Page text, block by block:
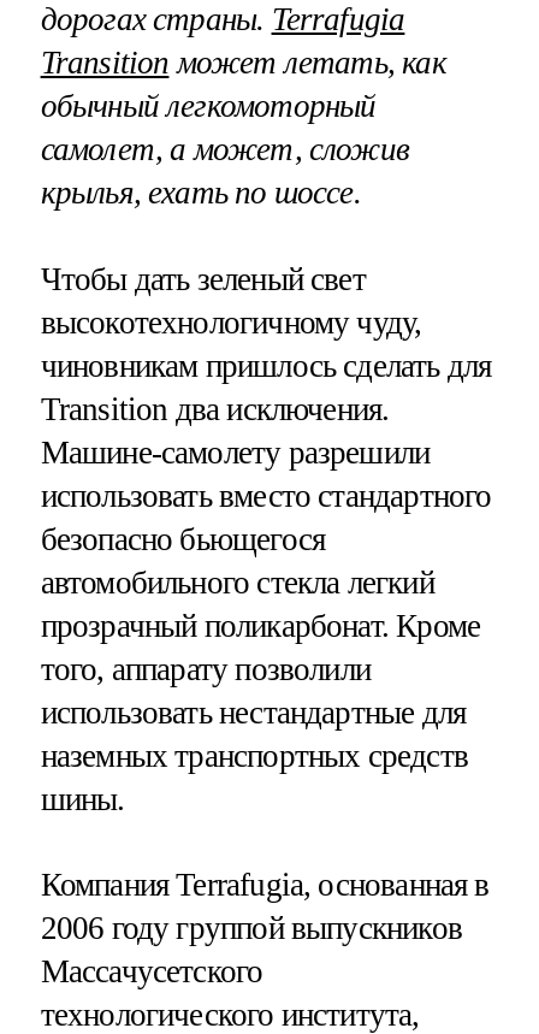
дорогах страны. Terrafugia
Transition может летать, как
обычный легкомоторный
самолет, а может, сложив
крылья, ехать по шоссе.
Чтобы дать зеленый свет
высокотехнологичному чуду,
чиновникам пришлось сделать для
Transition два исключения.
Машине-самолету разрешили
использовать вместо стандартного
безопасно бьющегося
автомобильного стекла легкий
прозрачный поликарбонат. Кроме
того, аппарату позволили
использовать нестандартные для
наземных транспортных средств
шины.
Компания Terrafugia, основанная в
2006 году группой выпускников
Массачусетского
технологического института,